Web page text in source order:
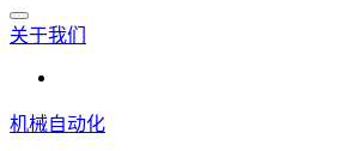
关于我们
机械自动化